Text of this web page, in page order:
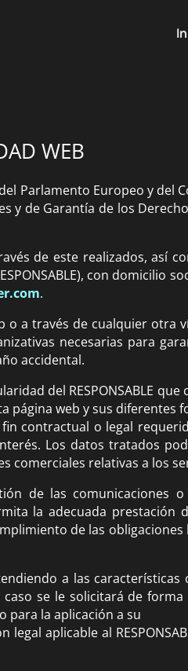
WEB
Parlamento Europeo y del
y de Garantía de los
de este realizados, así
con domicilio
.
a través de cualquier otra
necesarias para
accidental.
del RESPONSABLE
web y sus diferentes
contractual o legal
Los datos tratados
comerciales relativas a los
de las comunicaciones
la adecuada prestación
de las
a las
se le solicitará de
para la aplicación a su
aplicable al